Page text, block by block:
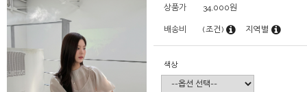
상품가 34,000원
배송비 (조건) 지역별
색상